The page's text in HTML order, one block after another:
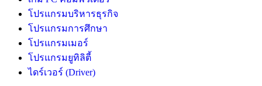
โปรแกรมบริหารธุรกิจ
โปรแกรมการศึกษา
โปรแกรมเมอร์
โปรแกรมยูทิลิตี้
ไดร์เวอร์ (Driver)